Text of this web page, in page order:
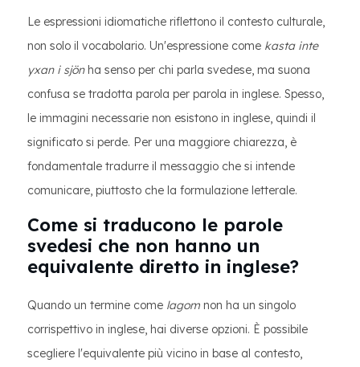
Le espressioni idiomatiche riflettono il contesto culturale,
non solo il vocabolario. Un'espressione come kasta inte
yxan i sjönha senso per chi parla svedese, ma suona
confusa se tradotta parola per parola in inglese. Spesso,
le immagini necessarie non esistono in inglese, quindi il
significato si perde. Per una maggiore chiarezza, è
fondamentale tradurre il messaggio che si intende
comunicare, piuttosto che la formulazione letterale.
Come si traducono le parole
svedesi che non hanno un
equivalente diretto in inglese?
Quando un termine come lagom non ha un singolo
corrispettivo in inglese, hai diverse opzioni. È possibile
scegliere l'equivalente più vicino in base al contesto,